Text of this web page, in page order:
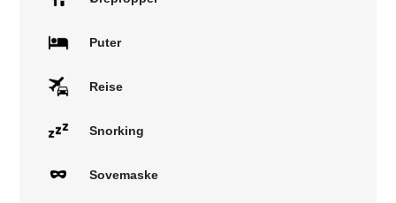
Puter
Reise
Snorking
Sovemaske